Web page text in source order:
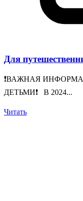
Для
❗️ВАЖНАЯ
ДЕТЬМИ❗️ В 2024...
Читать